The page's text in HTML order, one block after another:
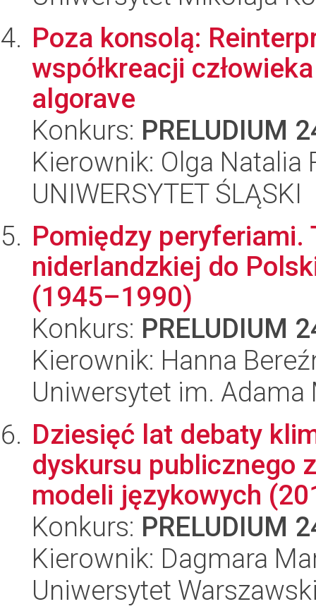
Poza konsolą:
współkreacji
algorave
Konkurs: PRELUDIUM
Kierownik: Olga Natalia
UNIWERSYTET ŚLĄSKI
Pomiędzy peryferiami.
niderlandzkiej do
(1945–1990)
Konkurs: PRELUDIUM
Kierownik: Hanna
Uniwersytet im.
Dziesięć lat debaty
dyskursu publicznego
modeli językowych
Konkurs: PRELUDIUM
Kierownik: Dagmara
Uniwersytet